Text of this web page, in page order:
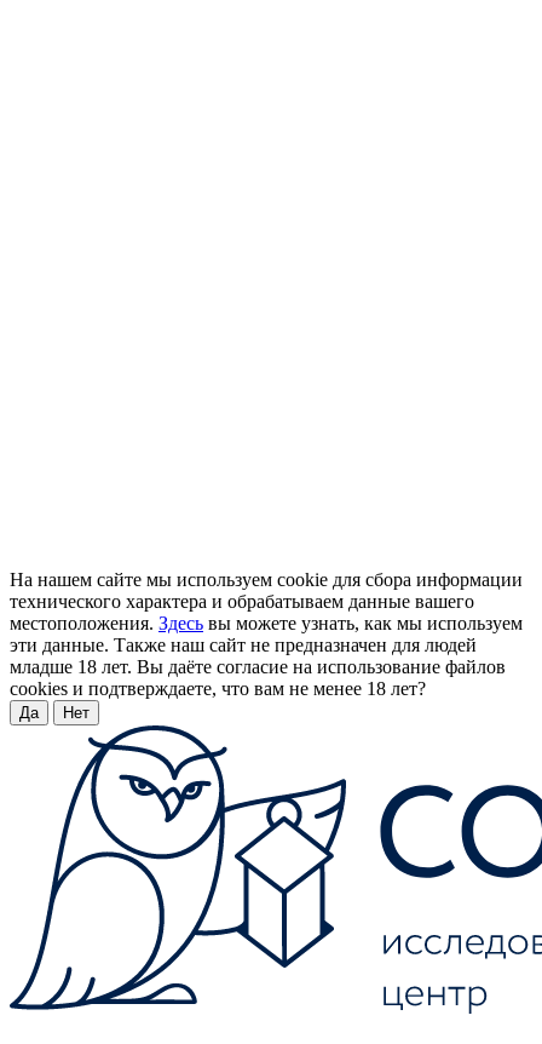
На нашем сайте мы используем cookie для сбора информации
технического характера и обрабатываем данные вашего
местоположения. Здесь вы можете узнать, как мы используем
эти данные. Также наш сайт не предназначен для людей
младше 18 лет. Вы даёте согласие на использование файлов
cookies и подтверждаете, что вам не менее 18 лет?
Да Нет